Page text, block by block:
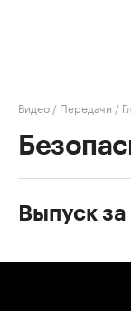
Видео / Передачи /
Выпуск